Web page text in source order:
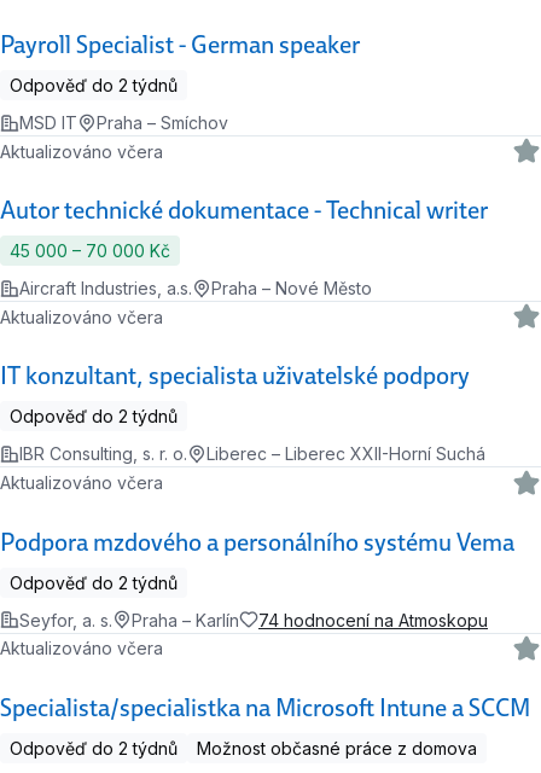
Payroll Specialist - German speaker
Odpověď do 2 týdnů
MSD IT
Praha – Smíchov
Autor technické dokumentace - Technical writer
Aktualizováno včera
45 000 ‍–‍ 70 000 Kč
Aircraft Industries, a.s.
Praha – Nové Město
IT konzultant, specialista uživatelské podpory
Aktualizováno včera
Odpověď do 2 týdnů
IBR Consulting, s. r. o.
Liberec – Liberec XXII-Horní Suchá
Podpora mzdového a personálního systému Vema
Aktualizováno včera
Odpověď do 2 týdnů
Seyfor, a. s.
Praha – Karlín 74 hodnocení na Atmoskopu
Specialista/specialistka na Microsoft Intune a SCCM
Aktualizováno včera
Odpověď do 2 týdnů
Možnost občasné práce z domova